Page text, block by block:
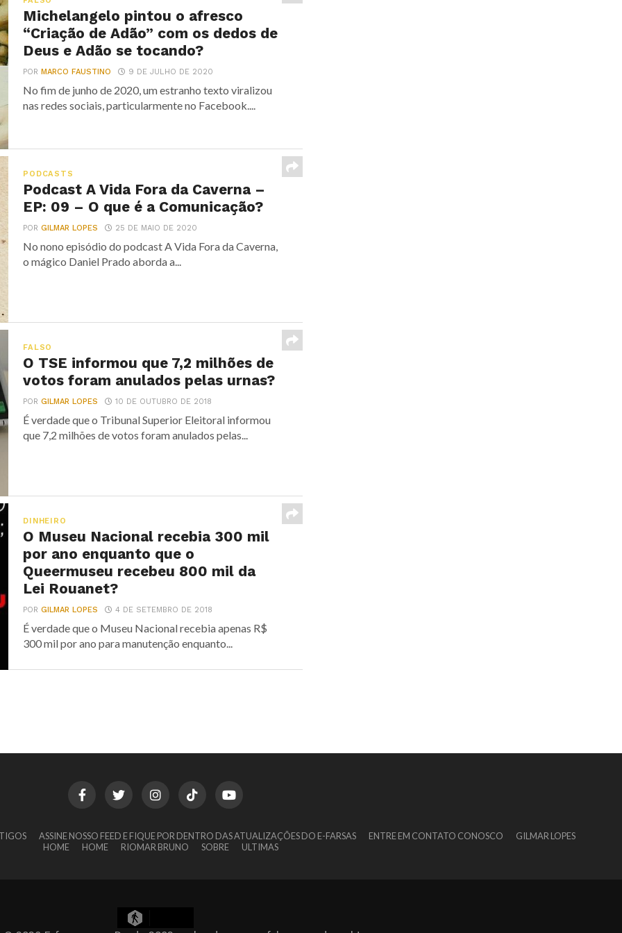
Michelangelo pintou o afresco
“Criação de Adão” com os dedos de
Deus e Adão se tocando?
PORMARCO FAUSTINO 9 DE JULHO DE 2020
No fim de junho de 2020, um estranho texto viralizou
nas redes sociais, particularmente no Facebook....
PODCASTS
Podcast A Vida Fora da Caverna –
EP: 09 – O que é a Comunicação?
PORGILMAR LOPES 25 DE MAIO DE 2020
No nono episódio do podcast A Vida Fora da Caverna,
o mágico Daniel Prado aborda a...
FALSO
O TSE informou que 7,2 milhões de
votos foram anulados pelas urnas?
PORGILMAR LOPES 10 DE OUTUBRO DE 2018
É verdade que o Tribunal Superior Eleitoral informou
que 7,2 milhões de votos foram anulados pelas...
DINHEIRO
O Museu Nacional recebia 300 mil
por ano enquanto que o
Queermuseu recebeu 800 mil da
Lei Rouanet?
PORGILMAR LOPES 4 DE SETEMBRO DE 2018
É verdade que o Museu Nacional recebia apenas R$
300 mil por ano para manutenção enquanto...
ASSINE NOSSO FEED E FIQUE POR DENTRO DAS ATUALIZAÇÕES DO E-FARSAS ENTRE EM CONTATO CONOSCO
GILMAR LOPES
HOME
HOME RIOMAR BRUNO SOBRE ULTIMAS